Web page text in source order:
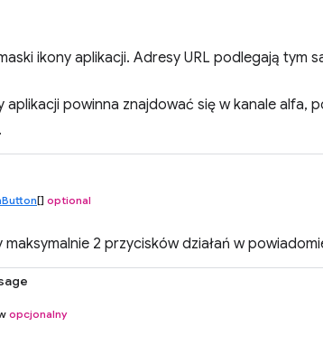
ikony aplikacji. Adresy URL podlegają tym
aplikacji powinna znajdować się w kanale alfa,
[] optional
maksymalnie 2 przycisków działań w
opcjonalny